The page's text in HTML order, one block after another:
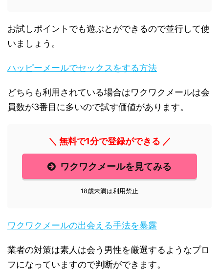
お試しポイントでも遊ぶとができるので並行して使
いましょう。
ハッピーメールでセックスをする方法
どちらも利用されている場合はワクワクメールは会
員数が3番目に多いので試す価値があります。
＼ 無料で1分で登録ができる ／
ワクワクメールを見てみる
18歳未満は利用禁止
ワクワクメールの出会える手法を暴露
業者の対策は素人は会う男性を厳選するようなプロ
フになっていますので判断ができます。